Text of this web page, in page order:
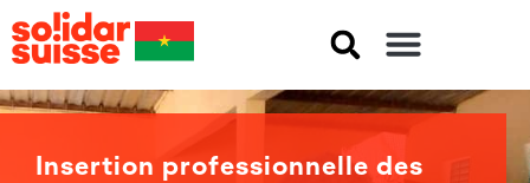
Insertion professionnelle des